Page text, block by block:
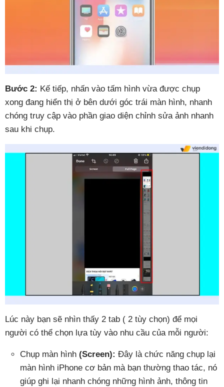
Bước 2: Kế tiếp, nhấn vào tấm hình vừa được chụp
xong đang hiển thị ở bên dưới góc trái màn hình, nhanh
chóng truy cập vào phần giao diện chỉnh sửa ảnh nhanh
sau khi chụp.
Lúc này bạn sẽ nhìn thấy 2 tab ( 2 tùy chọn) để mọi
người có thể chọn lựa tùy vào nhu cầu của mỗi người:
Chụp màn hình (Screen): Đây là chức năng chụp lại
màn hình iPhone cơ bản mà bạn thường thao tác, nó
giúp ghi lại nhanh chóng những hình ảnh, thông tin